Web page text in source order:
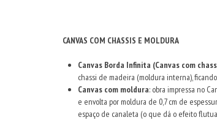
CANVAS COM CHASSIS E MOLDURA
Canvas Borda Infinita (Canvas com
chassi de madeira (moldura interna),
Canvas com moldura: obra impressa no
e envolta por moldura de 0,7 cm de
espaço de canaleta (o que dá o efeito